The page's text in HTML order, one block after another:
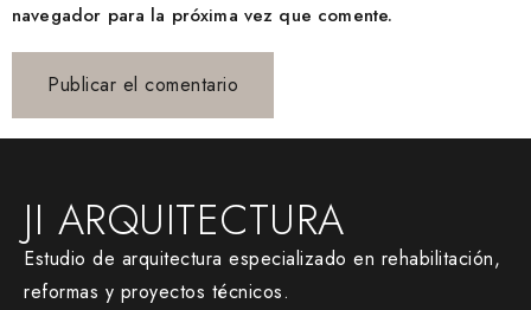
navegador para la próxima vez que comente.
JI ARQUITECTURA
Estudio de arquitectura especializado en rehabilitación,
reformas y proyectos técnicos.